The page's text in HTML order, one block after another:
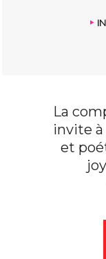
La
invite à
et